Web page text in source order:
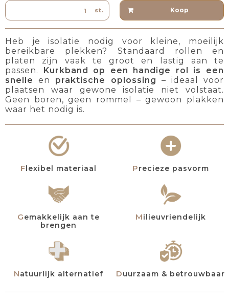
st. Koop
Heb je isolatie nodig voor kleine, moeilijk
bereikbare plekken? Standaard rollen en
platen zijn vaak te groot en lastig aan te
passen. Kurkband op een handige rol is een
snelle
en praktische oplossing – ideaal voor
plaatsen waar gewone isolatie niet volstaat.
Geen boren, geen rommel – gewoon plakken
waar het nodig is.
Flexibel materiaal Precieze pasvorm
Gemakkelijk aan te
brengen
Milieuvriendelijk
Natuurlijk alternatief Duurzaam & betrouwbaar